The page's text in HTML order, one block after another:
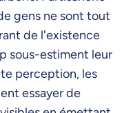
gens ne sont tout
de l'existence
sous-estiment leur
perception, les
essayer de